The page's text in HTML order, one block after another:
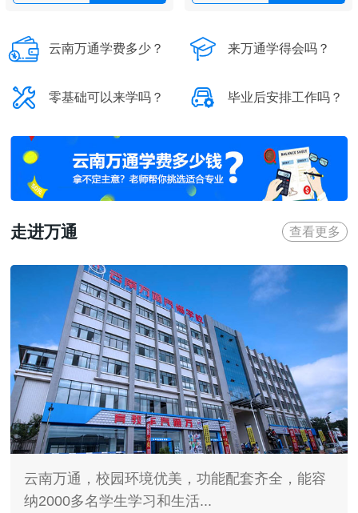
 云南万通学费多少？  来万通学得会吗？
 零基础可以来学吗？  毕业后安排工作吗？
走进万通 查看更多
云南万通，校园环境优美，功能配套齐全，能容
纳2000多名学生学习和生活...